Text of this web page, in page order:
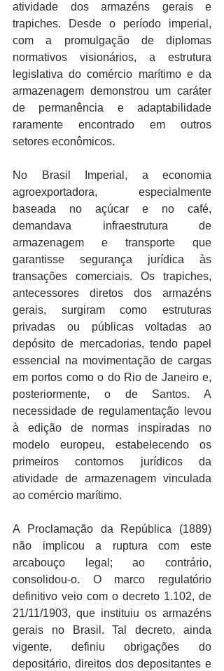
atividade dos armazéns gerais e
trapiches. Desde o período imperial,
com a promulgação de diplomas
normativos visionários, a estrutura
legislativa do comércio marítimo e da
armazenagem demonstrou um caráter
de permanência e adaptabilidade
raramente encontrado em outros
setores econômicos.
No Brasil Imperial, a economia
agroexportadora, especialmente
baseada no açúcar e no café,
demandava infraestrutura de
armazenagem e transporte que
garantisse segurança jurídica às
transações comerciais. Os trapiches,
antecessores diretos dos armazéns
gerais, surgiram como estruturas
privadas ou públicas voltadas ao
depósito de mercadorias, tendo papel
essencial na movimentação de cargas
em portos como o do Rio de Janeiro e,
posteriormente, o de Santos. A
necessidade de regulamentação levou
à edição de normas inspiradas no
modelo europeu, estabelecendo os
primeiros contornos jurídicos da
atividade de armazenagem vinculada
ao comércio marítimo.
A Proclamação da República (1889)
não implicou a ruptura com este
arcabouço legal; ao contrário,
consolidou-o. O marco regulatório
definitivo veio com o decreto 1.102, de
21/11/1903, que instituiu os armazéns
gerais no Brasil. Tal decreto, ainda
vigente, definiu obrigações do
depositário, direitos dos depositantes e